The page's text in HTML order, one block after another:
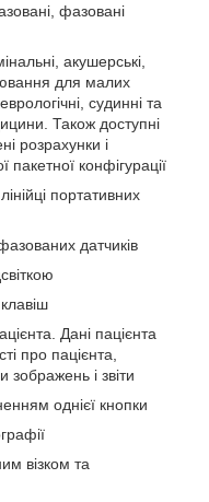
фазовані
акушерські,
для малих
судинні та
Також доступні
розрахунки і
пакетної конфігурації
портативних
датчиків
Дані пацієнта
про пацієнта,
і звіти
однієї кнопки
візком та